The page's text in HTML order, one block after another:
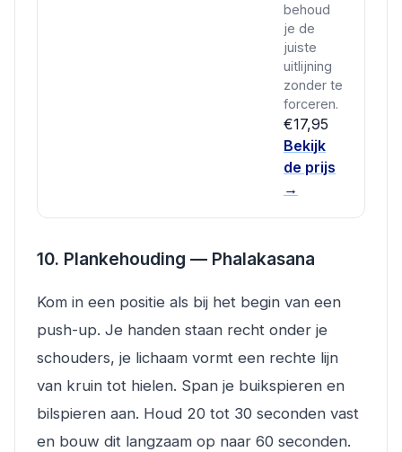
behoud
je de
juiste
uitlijning
zonder te
forceren.
€17,95
Bekijk
de prijs
→
10. Plankehouding — Phalakasana
Kom in een positie als bij het begin van een
push-up. Je handen staan recht onder je
schouders, je lichaam vormt een rechte lijn
van kruin tot hielen. Span je buikspieren en
bilspieren aan. Houd 20 tot 30 seconden vast
en bouw dit langzaam op naar 60 seconden.